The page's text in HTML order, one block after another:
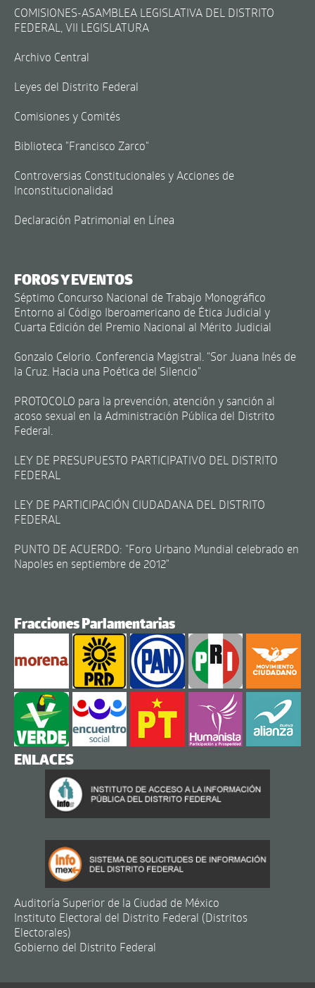
COMISIONES-ASAMBLEA LEGISLATIVA DEL DISTRITO
FEDERAL, VII LEGISLATURA
Archivo Central
Leyes del Distrito Federal
Comisiones y Comités
Biblioteca "Francisco Zarco"
Controversias Constitucionales y Acciones de
Inconstitucionalidad
Declaración Patrimonial en Línea
FOROS Y EVENTOS
Séptimo Concurso Nacional de Trabajo Monográfico
Entorno al Código Iberoamericano de Ética Judicial y
Cuarta Edición del Premio Nacional al Mérito Judicial
Gonzalo Celorio. Conferencia Magistral. "Sor Juana Inés de
la Cruz. Hacia una Poética del Silencio"
PROTOCOLO para la prevención, atención y sanción al
acoso sexual en la Administración Pública del Distrito
Federal.
LEY DE PRESUPUESTO PARTICIPATIVO DEL DISTRITO
FEDERAL
LEY DE PARTICIPACIÓN CIUDADANA DEL DISTRITO
FEDERAL
PUNTO DE ACUERDO: "Foro Urbano Mundial celebrado en
Napoles en septiembre de 2012"
Fracciones Parlamentarias
ENLACES
Auditoría Superior de la Ciudad de México
Instituto Electoral del Distrito Federal (Distritos
Electorales)
Gobierno del Distrito Federal